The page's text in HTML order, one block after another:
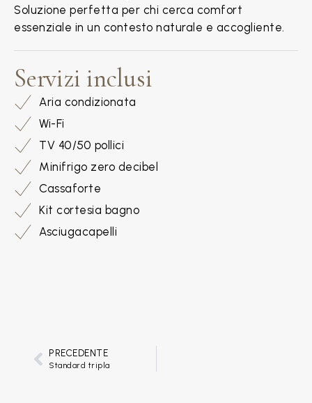
Soluzione perfetta per chi cerca comfort
essenziale in un contesto naturale e accogliente.
Servizi inclusi
Aria condizionata
Wi-Fi
TV 40/50 pollici
Minifrigo zero decibel
Cassaforte
Kit cortesia bagno
Asciugacapelli
PRECEDENTE
Standard tripla